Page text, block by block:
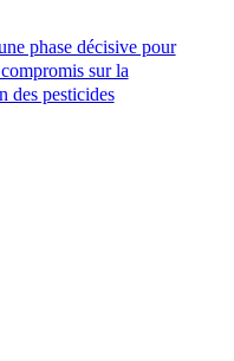
phase décisive pour
sur la
des pesticides